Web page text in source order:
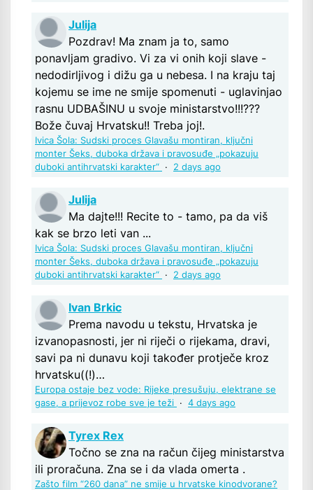
Julija
Pozdrav! Ma znam ja to, samo
ponavljam gradivo. Vi za vi onih koji slave -
nedodirljivog i dižu ga u nebesa. I na kraju taj
kojemu se ime ne smije spomenuti - uglavinjao
rasnu UDBAŠINU u svoje ministarstvo!!!???
Bože čuvaj Hrvatsku!! Treba joj!.
Ivica Šola: Sudski proces Glavašu montiran, ključni
monter Šeks, duboka država i pravosuđe „pokazuju
duboki antihrvatski karakter“ · 2 days ago
Julija
Ma dajte!!! Recite to - tamo, pa da viš
kak se brzo leti van ...
Ivica Šola: Sudski proces Glavašu montiran, ključni
monter Šeks, duboka država i pravosuđe „pokazuju
duboki antihrvatski karakter“ · 2 days ago
Ivan Brkic
Prema navodu u tekstu, Hrvatska je
izvanopasnosti, jer ni riječi o rijekama, dravi,
savi pa ni dunavu koji također protječe kroz
hrvatsku((!)…
Europa ostaje bez vode: Rijeke presušuju, elektrane se
gase, a prijevoz robe sve je teži · 4 days ago
Tyrex Rex
Točno se zna na račun čijeg ministarstva
ili proračuna. Zna se i da vlada omerta .
Zašto film “260 dana” ne smije u hrvatske kinodvorane?